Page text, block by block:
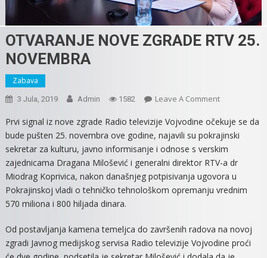
OTVARANJE NOVE ZGRADE RTV 25.
NOVEMBRA
Zabava
3 Jula, 2019 Admin 1582 Leave A CommentOn
NOVE
ZGRADE
RTV
25.
NOVEMBRA
Prvi signal iz nove zgrade Radio televizije Vojvodine očekuje se da
bude pušten 25. novembra ove godine, najavili su pokrajinski
sekretar za kulturu, javno informisanje i odnose s verskim
zajednicama Dragana Milošević i generalni direktor RTV-a dr
Miodrag Koprivica, nakon današnjeg potpisivanja ugovora u
Pokrajinskoj vladi o tehničko tehnološkom opremanju vrednim
570 miliona i 800 hiljada dinara.
Od postavljanja kamena temeljca do završenih radova na novoj
zgradi Javnog medijskog servisa Radio televizije Vojvodine proći